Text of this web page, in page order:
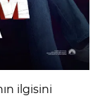
ilgisini